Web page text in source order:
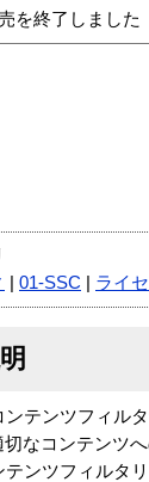
を終了しました
01-SSC ライ
ンテンツフィル
なコンテンツ
テンツフィルタ